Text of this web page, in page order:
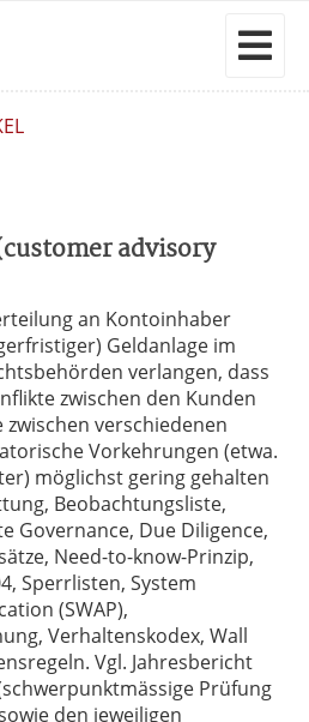
advisory
an Kontoinhaber
Geldanlage im
verlangen, dass
zwischen den Kunden
verschiedenen
Vorkehrungen (etwa.
möglichst gering gehalten
Beobachtungsliste,
Governance, Due Diligence,
Need-to-know-Prinzip,
Sperrlisten, System
(SWAP),
Verhaltenskodex, Wall
Vgl. Jahresbericht
Prüfung
den jeweiligen